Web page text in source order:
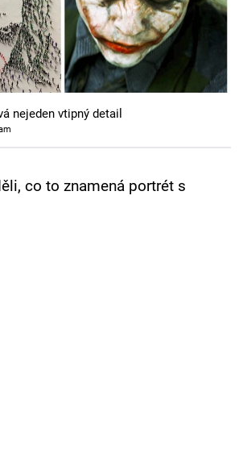
nejeden vtipný detail
co to znamená portrét s